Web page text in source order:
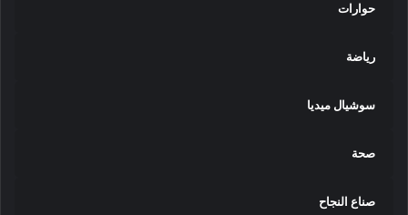
حوارات
رياضة
سوشيال ميديا
صحة
صناع النجاح